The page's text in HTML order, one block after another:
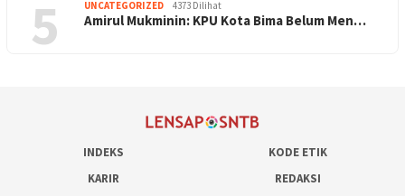
5 UNCATEGORIZED 4373 Dilihat
Amirul Mukminin: KPU Kota Bima Belum Men…
INDEKS
KODE ETIK
KARIR
REDAKSI